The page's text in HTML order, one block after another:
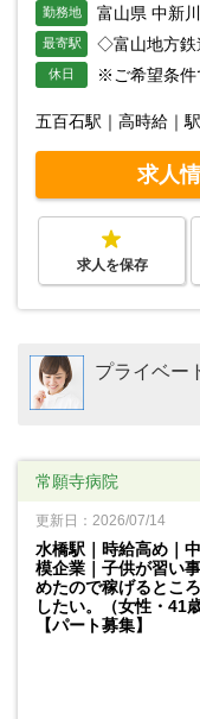
勤務地 富山県 中新
最寄駅 ◇富山地方
休日 ※ご希望条件
五百石駅｜高時給｜
求人
求人を保存
プライベー
常願寺病院
更新日：2026/07/14
水橋駅｜時給高め｜
模企業｜子供が習い
めたので稼げるとこ
したい。（女性・41歳
【パート募集】